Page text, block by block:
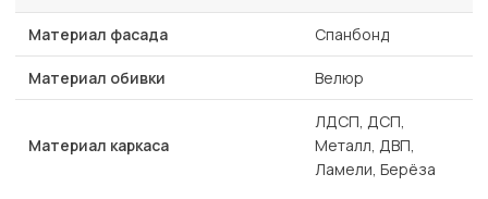
Материал фасада Спанбонд
Материал обивки Велюр
Материал каркаса
ЛДСП, ДСП,
Металл, ДВП,
Ламели, Берёза